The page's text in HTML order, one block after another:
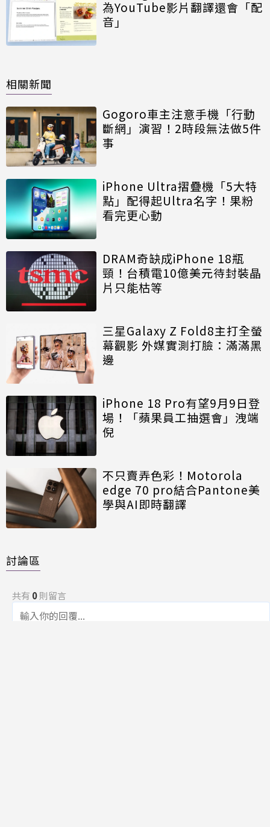
為YouTube影片翻譯還會「配
音」
相關新聞
Gogoro車主注意手機「行動
斷網」演習！2時段無法做5件
事
iPhone Ultra摺疊機「5大特
點」配得起Ultra名字！果粉
看完更心動
DRAM奇缺成iPhone 18瓶
頸！台積電10億美元待封裝晶
片只能枯等
三星Galaxy Z Fold8主打全螢
幕觀影 外媒實測打臉：滿滿黑
邊
iPhone 18 Pro有望9月9日登
場！「蘋果員工抽選會」洩端
倪
不只賣弄色彩！Motorola
edge 70 pro結合Pantone美
學與AI即時翻譯
討論區
共有 0則留言